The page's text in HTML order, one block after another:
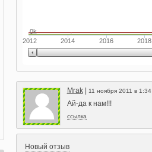
2012 2014 2016 2018
0k
Mrak| 11 ноября 2011 в 1:34
Ай-да к нам!!!
ссылка
Новый отзыв